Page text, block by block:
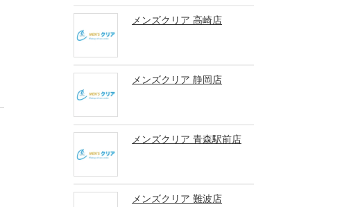
メンズクリア 高崎店
メンズクリア 静岡店
メンズクリア 青森駅前店
メンズクリア 難波店